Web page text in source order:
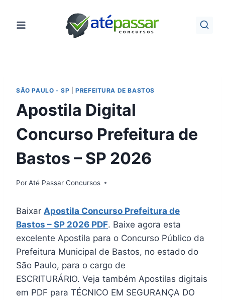
para
SÃO PAULO - SP |PREFEITURA DE BASTOS
Apostila Digital
Concurso Prefeitura de
Bastos – SP 2026
PorAté Passar Concursos
Baixar Apostila Concurso Prefeitura de
Bastos – SP 2026 PDF. Baixe agora esta
excelente Apostila para o Concurso Público da
Prefeitura Municipal de Bastos, no estado do
São Paulo, para o cargo de
ESCRITURÁRIO. Veja também Apostilas digitais
em PDF para TÉCNICO EM SEGURANÇA DO